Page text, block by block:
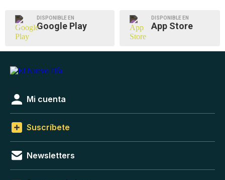
DISPONIBLE EN
Google Play
DISPONIBLE EN
App Store
Mi cuenta
Suscríbete
Newsletters